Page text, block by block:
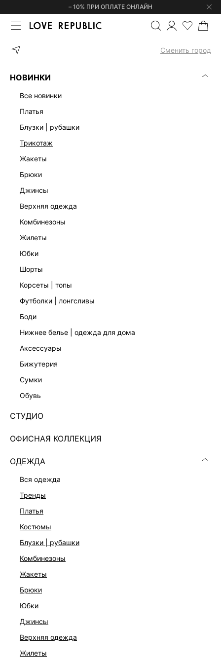
– 10% ПРИ ОПЛАТЕ ОНЛАЙН
Сменить город
НОВИНКИ
все новинки
платья
блузки | рубашки
трикотаж
жакеты
брюки
джинсы
верхняя одежда
комбинезоны
жилеты
юбки
шорты
корсеты | топы
футболки | лонгсливы
боди
нижнее белье | одежда для дома
аксессуары
бижутерия
сумки
обувь
СТУДИО
ОФИСНАЯ КОЛЛЕКЦИЯ
ОДЕЖДА
вся одежда
тренды
платья
костюмы
блузки | рубашки
комбинезоны
жакеты
брюки
юбки
джинсы
верхняя одежда
жилеты
ГЛАВНАЯ НИЖНЕЕ БЕЛЬЕ | ОДЕЖДА ДЛЯ ДОМА
3 599 ₽
ЦВЕТ:БЕЛЫЙ
РАЗМЕР
БЕСПЛАТНАЯ ДОСТАВКА ОТ 999 ₽
–10% ПРИ ОПЛАТЕ ОНЛАЙН
ДОСТУПНА ОПЛАТА ПОСЛЕ ПРИМЕРКИ
ОПИСАНИЕ И ОБМЕРЫ
Артикул:6357703313
Состав: